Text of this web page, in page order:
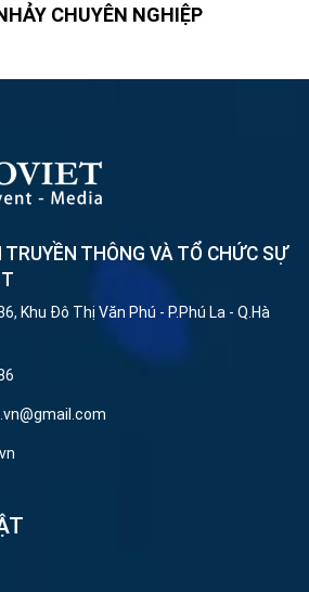
CHUYÊN NGHIỆP
TRUYỀN THÔNG VÀ TỔ CHỨC SỰ
Khu Đô Thị Văn Phú - P.Phú La - Q.Hà